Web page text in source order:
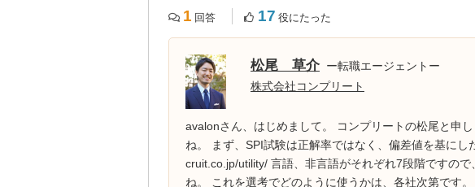
1 回答 17 役にたった
松尾 草介ー転職エージェントー
株式会社コンプリート
avalonさん、はじめまして。 コンプリートの松尾と申
ね。 まず、SPI試験は正解率ではなく、偏差値を基に
cruit.co.jp/utility/ 言語、非言語がそれぞれ7段階ですの
ね。 これを選考でどのように使うかは、各社次第です